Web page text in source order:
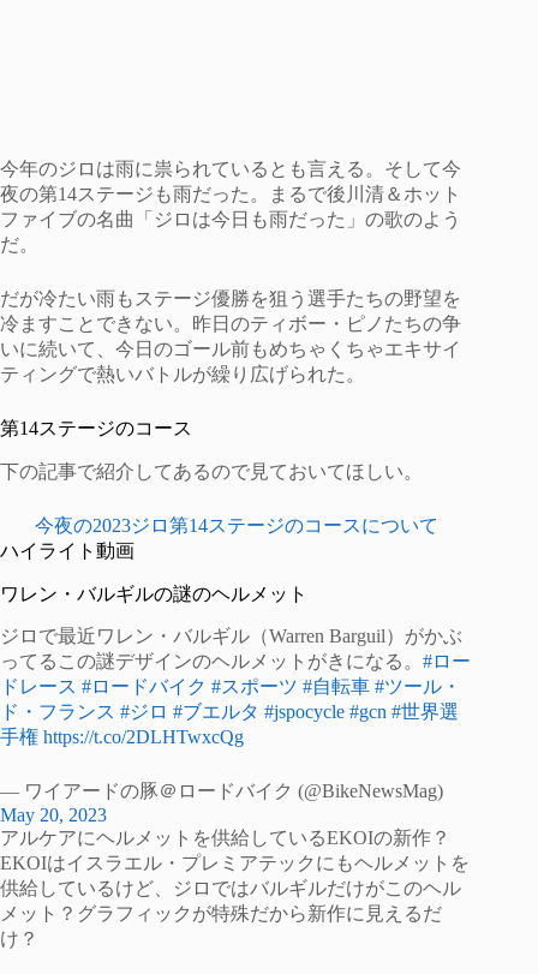
今年のジロは雨に祟られているとも言える。そして今
夜の第14ステージも雨だった。まるで後川清＆ホット
ファイブの名曲「ジロは今日も雨だった」の歌のよう
だ。
だが冷たい雨もステージ優勝を狙う選手たちの野望を
冷ますことできない。昨日のティボー・ピノたちの争
いに続いて、今日のゴール前もめちゃくちゃエキサイ
ティングで熱いバトルが繰り広げられた。
第14ステージのコース
下の記事で紹介してあるので見ておいてほしい。
今夜の2023ジロ第14ステージのコースについて
ハイライト動画
ワレン・バルギルの謎のヘルメット
ジロで最近ワレン・バルギル（Warren Barguil）がかぶ
ってるこの謎デザインのヘルメットがきになる。 #ロー
ドレース #ロードバイク #スポーツ #自転車 #ツール・
ド・フランス #ジロ #ブエルタ #jspocycle #gcn #世界選
手権 https://t.co/2DLHTwxcQg
— ワイアードの豚＠ロードバイク (@BikeNewsMag)
May 20, 2023
アルケアにヘルメットを供給しているEKOIの新作？
EKOIはイスラエル・プレミアテックにもヘルメットを
供給しているけど、ジロではバルギルだけがこのヘル
メット？グラフィックが特殊だから新作に見えるだ
け？